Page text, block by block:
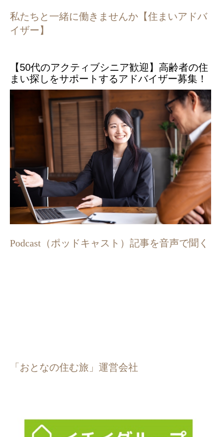
私たちと一緒に働きませんか【住まいアドバ
イザー】
【50代のアクティブシニア歓迎】高齢者の住
まい探しをサポートするアドバイザー募集！
Podcast（ポッドキャスト）記事を音声で聞く
「おとなの住む旅」運営会社